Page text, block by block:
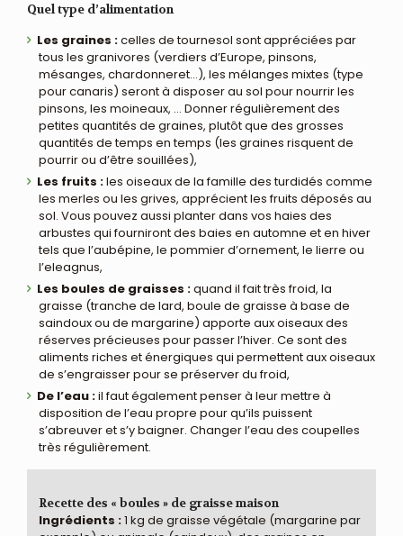
Quel type d’alimentation
Les graines :celles de tournesol sont appréciées par
tous les granivores (verdiers d’Europe, pinsons,
mésanges, chardonneret…), les mélanges mixtes (type
pour canaris) seront à disposer au sol pour nourrir les
pinsons, les moineaux, … Donner régulièrement des
petites quantités de graines, plutôt que des grosses
quantités de temps en temps (les graines risquent de
pourrir ou d’être souillées),
Les fruits :les oiseaux de la famille des turdidés comme
les merles ou les grives, apprécient les fruits déposés au
sol. Vous pouvez aussi planter dans vos haies des
arbustes qui fourniront des baies en automne et en hiver
tels que l’aubépine, le pommier d’ornement, le lierre ou
l’eleagnus,
Les boules de graisses :quand il fait très froid, la
graisse (tranche de lard, boule de graisse à base de
saindoux ou de margarine) apporte aux oiseaux des
réserves précieuses pour passer l’hiver. Ce sont des
aliments riches et énergiques qui permettent aux oiseaux
de s’engraisser pour se préserver du froid,
De l’eau :il faut également penser à leur mettre à
disposition de l’eau propre pour qu’ils puissent
s’abreuver et s’y baigner. Changer l’eau des coupelles
très régulièrement.
Recette des « boules » de graisse maison
Ingrédients :1 kg de graisse végétale (margarine par